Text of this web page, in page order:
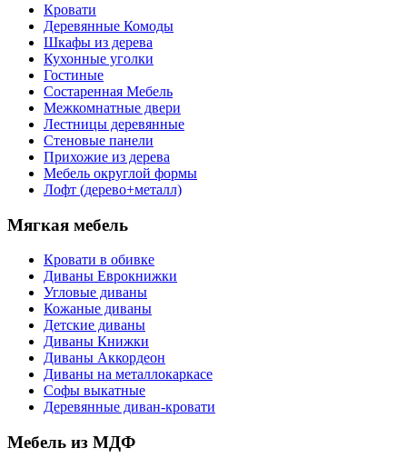
Кровати
Деревянные Комоды
Шкафы из дерева
Кухонные уголки
Гостиные
Состаренная Мебель
Межкомнатные двери
Лестницы деревянные
Стеновые панели
Прихожие из дерева
Мебель округлой формы
Лофт (дерево+металл)
Мягкая мебель
Кровати в обивке
Диваны Еврокнижки
Угловые диваны
Кожаные диваны
Детские диваны
Диваны Книжки
Диваны Аккордеон
Диваны на металлокаркасе
Софы выкатные
Деревянные диван-кровати
Мебель из МДФ